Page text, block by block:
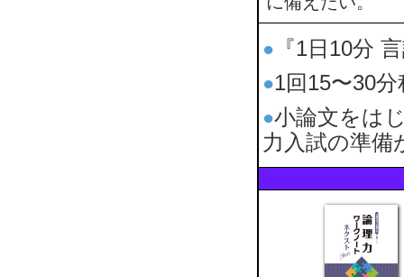
● 『1日10分
●1回15〜30
●小論文をは
力入試の準備